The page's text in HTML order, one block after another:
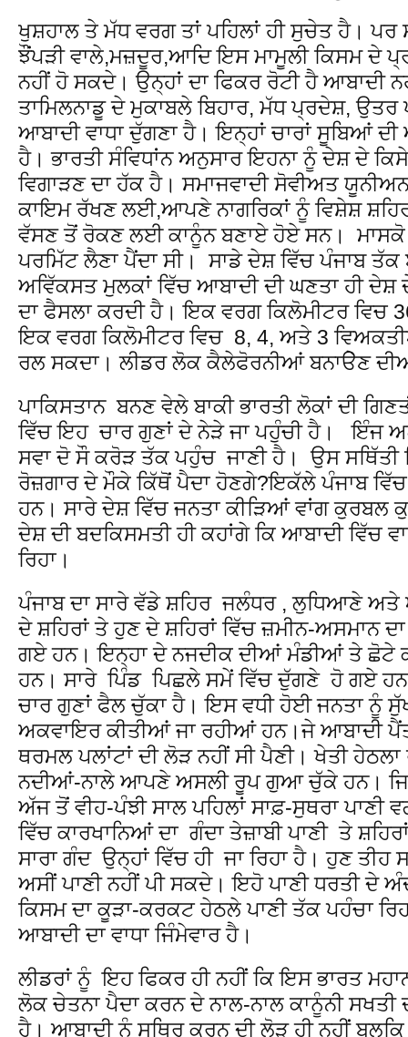
ਖੁਸ਼ਹਾਲ ਤੇ ਮੱਧ ਵਰਗ ਤਾਂ ਪਹਿਲਾਂ ਹੀ ਸੁਚੇਤ ਹੈ। ਪਰ
ਝੌਂਪੜੀ ਵਾਲੇ,ਮਜ਼ਦੂਰ,ਆਦਿ ਇਸ ਮਾਮੂਲੀ ਕਿਸਮ ਦੇ
ਨਹੀਂ ਹੋ ਸਕਦੇ। ਉਨ੍ਹਾਂ ਦਾ ਫਿਕਰ ਰੋਟੀ ਹੈ ਆਬਾਦੀ
ਤਾਮਿਲਨਾਡੂ ਦੇ ਮੁਕਾਬਲੇ ਬਿਹਾਰ, ਮੱਧ ਪ੍ਰਦੇਸ਼,
ਆਬਾਦੀ ਵਾਧਾ ਦੁੱਗਣਾ ਹੈ। ਇਨ੍ਹਾਂ ਚਾਰਾਂ ਸੂਬਿਆਂ ਦੀ
ਹੈ। ਭਾਰਤੀ ਸੰਵਿਧਾਂਨ ਅਨੁਸਾਰ ਇਹਨਾ ਨੂੰ ਦੇਸ਼ ਦੇ
ਵਿਗਾੜਣ ਦਾ ਹੱਕ ਹੈ। ਸਮਾਜਵਾਦੀ ਸੋਵੀਅਤ
ਕਾਇਮ ਰੱਖਣ ਲਈ,ਆਪਣੇ ਨਾਗਰਿਕਾਂ ਨੂੰ ਵਿਸ਼ੇਸ਼
ਵੱਸਣ ਤੋਂ ਰੋਕਣ ਲਈ ਕਾਨੂੰਨ ਬਣਾਏ ਹੋਏ ਸਨ। ਮਾਸਕੋ
ਪਰਮਿੱਟ ਲੈਣਾ ਪੈਂਦਾ ਸੀ। ਸਾਡੇ ਦੇਸ਼ ਵਿੱਚ ਪੰਜਾਬ
ਅਵਿੱਕਸਤ ਮੁਲਕਾਂ ਵਿੱਚ ਆਬਾਦੀ ਦੀ ਘਣਤਾ ਹੀ
ਦਾ ਫੈਸਲਾ ਕਰਦੀ ਹੈ। ਇਕ ਵਰਗ ਕਿਲੋਮੀਟਰ ਵਿਚ
ਇਕ ਵਰਗ ਕਿਲੋਮੀਟਰ ਵਿਚ 8, 4, ਅਤੇ 3
ਰਲ ਸਕਦਾ। ਲੀਡਰ ਲੋਕ ਕੈਲੇਫੋਰਨੀਆਂ ਬਨਾੳੇਣ
ਪਾਕਿਸਤਾਨ ਬਨਣ ਵੇਲੇ ਬਾਕੀ ਭਾਰਤੀ ਲੋਕਾਂ ਦੀ
ਵਿੱਚ ਇਹ ਚਾਰ ਗੁਣਾਂ ਦੇ ਨੇੜੇ ਜਾ ਪਹੁੰਚੀ ਹੈ। ਇੰਜ
ਸਵਾ ਦੋ ਸੌ ਕਰੋੜ ਤੱਕ ਪਹੁੰਚ ਜਾਣੀ ਹੈ। ਉਸ ਸਥਿੱਤੀ
ਰੋਜ਼ਗਾਰ ਦੇ ਮੌਕੇ ਕਿੱਥੋਂ ਪੈਦਾ ਹੋਣਗੇ?ਇਕੱਲੇ ਪੰਜਾਬ
ਹਨ। ਸਾਰੇ ਦੇਸ਼ ਵਿੱਚ ਜਨਤਾ ਕੀੜਿਆਂ ਵਾਂਗ ਕੁਰਬਲ
ਦੇਸ਼ ਦੀ ਬਦਕਿਸਮਤੀ ਹੀ ਕਹਾਂਗੇ ਕਿ ਆਬਾਦੀ ਵਿੱਚ
ਰਿਹਾ।
ਪੰਜਾਬ ਦਾ ਸਾਰੇ ਵੱਡੇ ਸ਼ਹਿਰ ਜਲੰਧਰ , ਲੁਧਿਆਣੇ
ਦੇ ਸ਼ਹਿਰਾਂ ਤੇ ਹੁਣ ਦੇ ਸ਼ਹਿਰਾਂ ਵਿੱਚ ਜ਼ਮੀਨ-ਅਸਮਾਨ
ਗਏ ਹਨ। ਇਨ੍ਹਾ ਦੇ ਨਜਦੀਕ ਦੀਆਂ ਮੰਡੀਆਂ ਤੇ ਛੋਟੇ
ਹਨ। ਸਾਰੇ ਪਿੰਡ ਪਿਛਲੇ ਸਮੇਂ ਵਿੱਚ ਦੁੱਗਣੇ ਹੋ ਗਏ
ਚਾਰ ਗੁਣਾਂ ਫੈਲ ਚੁੱਕਾ ਹੈ। ਇਸ ਵਧੀ ਹੋਈ ਜਨਤਾ ਨੂੰ
ਅਕਵਾਇਰ ਕੀਤੀਆਂ ਜਾ ਰਹੀਆਂ ਹਨ।ਜੇ ਆਬਾਦੀ
ਥਰਮਲ ਪਲਾਂਟਾਂ ਦੀ ਲੋੜ ਨਹੀਂ ਸੀ ਪੈਣੀ। ਖੇਤੀ
ਨਦੀਆਂ-ਨਾਲੇ ਆਪਣੇ ਅਸਲੀ ਰੂਪ ਗੁਆ ਚੁੱਕੇ ਹਨ।
ਅੱਜ ਤੋਂ ਵੀਹ-ਪੰਝੀ ਸਾਲ ਪਹਿਲਾਂ ਸਾਫ਼-ਸੁਥਰਾ ਪਾਣੀ
ਵਿੱਚ ਕਾਰਖਾਨਿਆਂ ਦਾ ਗੰਦਾ ਤੇਜ਼ਾਬੀ ਪਾਣੀ ਤੇ
ਸਾਰਾ ਗੰਦ ਉਨ੍ਹਾਂ ਵਿੱਚ ਹੀ ਜਾ ਰਿਹਾ ਹੈ। ਹੁਣ
ਅਸੀਂ ਪਾਣੀ ਨਹੀਂ ਪੀ ਸਕਦੇ। ਇਹੋ ਪਾਣੀ ਧਰਤੀ ਦੇ
ਕਿਸਮ ਦਾ ਕੂੜਾ-ਕਰਕਟ ਹੇਠਲੇ ਪਾਣੀ ਤੱਕ ਪਹੰਚਾ
ਆਬਾਦੀ ਦਾ ਵਾਧਾ ਜਿੰਮੇਵਾਰ ਹੈ।
ਲੀਡਰਾਂ ਨੂੰ ਇਹ ਫਿਕਰ ਹੀ ਨਹੀਂ ਕਿ ਇਸ ਭਾਰਤ
ਲੋਕ ਚੇਤਨਾ ਪੈਦਾ ਕਰਨ ਦੇ ਨਾਲ-ਨਾਲ ਕਾਨੂੰਨੀ
ਹੈ। ਆਬਾਦੀ ਨੂੰ ਸਥਿਰ ਕਰਨ ਦੀ ਲੋੜ ਹੀ ਨਹੀਂ